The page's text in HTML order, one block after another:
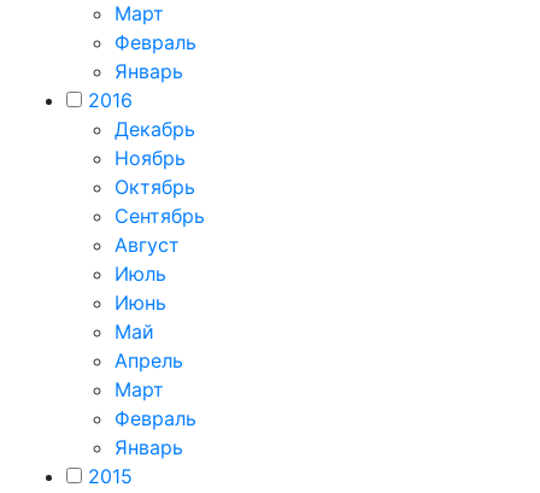
Март
Февраль
Январь
2016
Декабрь
Ноябрь
Октябрь
Сентябрь
Август
Июль
Июнь
Май
Апрель
Март
Февраль
Январь
2015